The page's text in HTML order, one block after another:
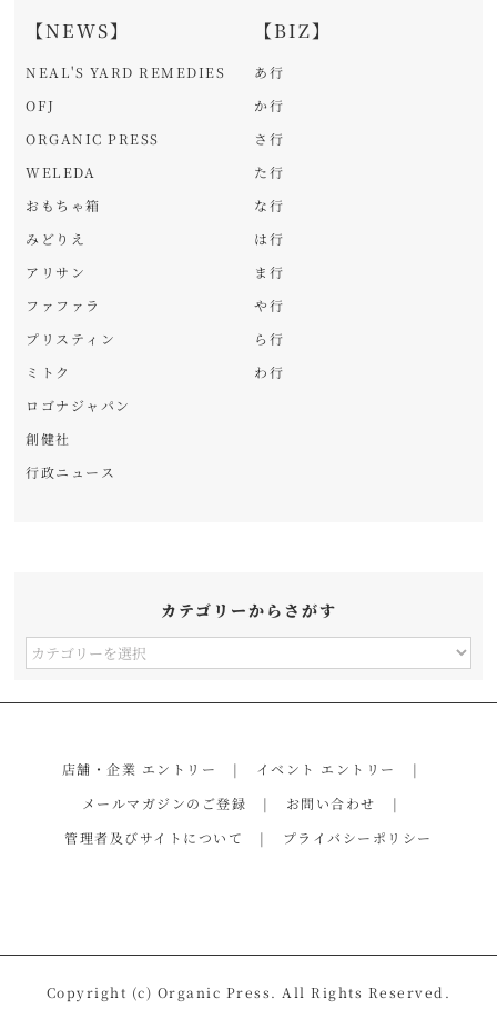
【NEWS】
NEAL'S YARD REMEDIES
OFJ
ORGANIC PRESS
WELEDA
おもちゃ箱
みどりえ
アリサン
ファファラ
プリスティン
ミトク
ロゴナジャパン
創健社
行政ニュース
【BIZ】
あ行
か行
さ行
た行
な行
は行
ま行
や行
ら行
わ行
カテゴリーからさがす
カ
す
店舗・企業 エントリー
イベント エントリー
メールマガジンのご登録
お問い合わせ
管理者及びサイトについて
プライバシーポリシー
Copyright (c) Organic Press. All Rights Reserved.